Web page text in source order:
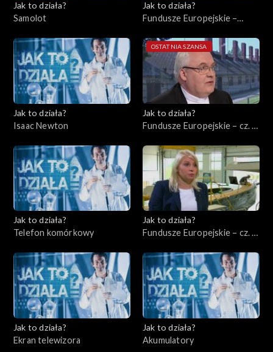
Jak to działa?
Samolot
Jak to działa?
Fundusze Europejskie –
Jak to działa?
Isaac Newton
OSTATNIA SZANSA
Jak to działa?
Fundusze Europejskie – cz. 8,
Jak to działa?
Telefon komórkowy
Jak to działa?
Fundusze Europejskie – cz. 9,
Jak to działa?
Ekran telewizora
Jak to działa?
Akumulatory